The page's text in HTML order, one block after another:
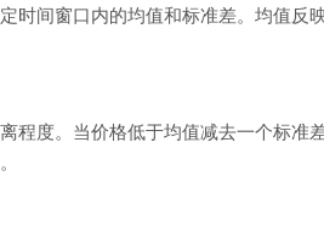
时间窗口内的均值和标准差。均值反
程度。当价格低于均值减去一个标准